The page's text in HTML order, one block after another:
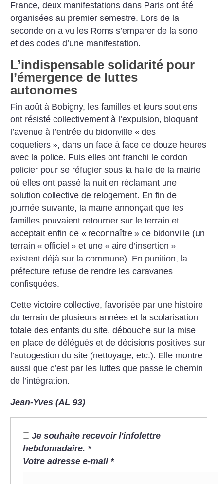
France, deux manifestations dans Paris ont été
organisées au premier semestre. Lors de la
seconde on a vu les Roms s’emparer de la sono
et des codes d’une manifestation.
L’indispensable solidarité pour
l’émergence de luttes
autonomes
Fin août à Bobigny, les familles et leurs soutiens
ont résisté collectivement à l’expulsion, bloquant
l’avenue à l’entrée du bidonville « des
coquetiers », dans un face à face de douze heures
avec la police. Puis elles ont franchi le cordon
policier pour se réfugier sous la halle de la mairie
où elles ont passé la nuit en réclamant une
solution collective de relogement. En fin de
journée suivante, la mairie annonçait que les
familles pouvaient retourner sur le terrain et
acceptait enfin de « reconnaître » ce bidonville (un
terrain « officiel » et une « aire d’insertion »
existent déjà sur la commune). En punition, la
préfecture refuse de rendre les caravanes
confisquées.
Cette victoire collective, favorisée par une histoire
du terrain de plusieurs années et la scolarisation
totale des enfants du site, débouche sur la mise
en place de délégués et de décisions positives sur
l’autogestion du site (nettoyage, etc.). Elle montre
aussi que c’est par les luttes que passe le chemin
de l’intégration.
Jean-Yves (AL 93)
Je souhaite recevoir l'infolettre
hebdomadaire. *
Votre adresse e-mail*